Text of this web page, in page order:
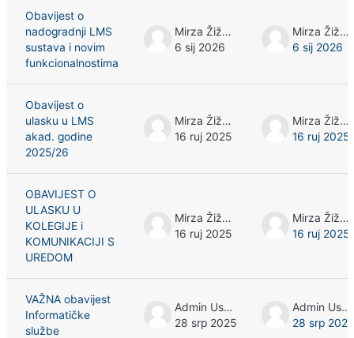
Obavijest o
nadogradnji LMS
sustava i novim
funkcionalnostima
Mirza Žižak
6 sij 2026
Mirza Žižak
6 sij 2026
Obavijest o
ulasku u LMS
akad. godine
2025/26
Mirza Žižak
16 ruj 2025
Mirza Žižak
16 ruj 2025
OBAVIJEST O
ULASKU U
KOLEGIJE i
KOMUNIKACIJI S
UREDOM
Mirza Žižak
16 ruj 2025
Mirza Žižak
16 ruj 2025
VAŽNA obavijest
Informatičke
službe
Admin User
28 srp 2025
Admin User
28 srp 2025